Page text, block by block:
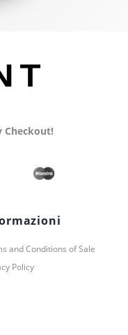
Checkout!
and Conditions of Sale
Policy